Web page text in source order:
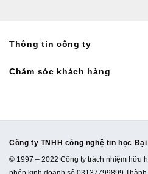
Thông tin công ty
Chăm sóc khách hàng
Công ty TNHH công nghệ tin học
© 1997 – 2022 Công ty trách nhiệm hữu